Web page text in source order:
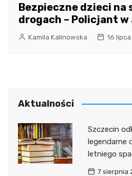
Bezpieczne dzieci na
drogach – Policjant w
Kamila Kalinowska 16
Aktualności
Szczecin
legendarne
letniego
7 sierpnia